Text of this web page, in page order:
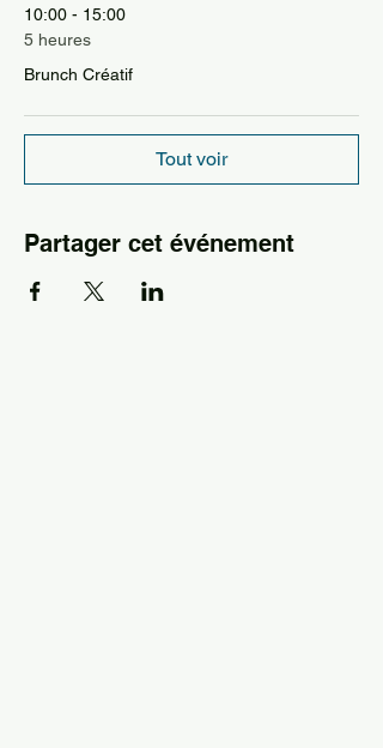
10:00 - 15:00
5 heures
Brunch Créatif
Tout voir
Partager cet événement